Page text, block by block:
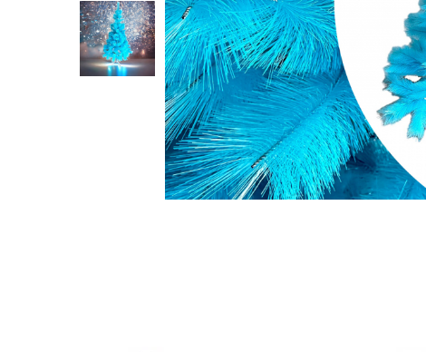
Pilote cu blăniță